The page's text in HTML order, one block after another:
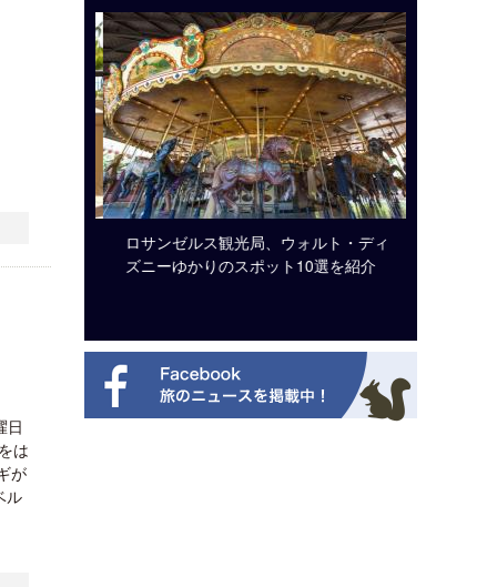
日
は
が
ル
ーを刷
ロサンゼルス観光局、ウォルト・ディ
ズニーゆかりのスポット10選を紹介